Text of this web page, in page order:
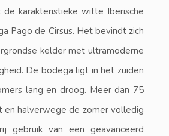
karakteristieke witte Iberische
Pago de Cirsus. Het bevindt zich
kelder met ultramoderne
De bodega ligt in het zuiden
lang en droog. Meer dan 75
halverwege de zomer volledig
gebruik van een geavanceerd